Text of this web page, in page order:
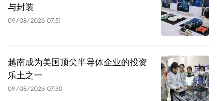
与封装
09/08/2026 07:51
越南成为美国顶尖半导体企业的投资
乐土之一
09/08/2026 07:30